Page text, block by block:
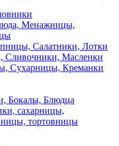
Менажницы,
Салатники, Лотки
Сливочники, Масленки
Сухарницы, Креманки
Бокалы, Блюдца
сахарницы,
тортовницы